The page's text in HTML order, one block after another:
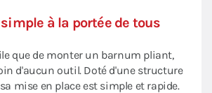
à la portée de tous
que de monter un barnum pliant,
d'aucun outil. Doté d'une structure
mise en place est simple et rapide.